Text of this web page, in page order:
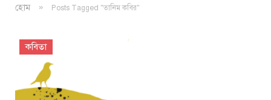
হোম » Posts Tagged "তানিম কবির"
কবিতা